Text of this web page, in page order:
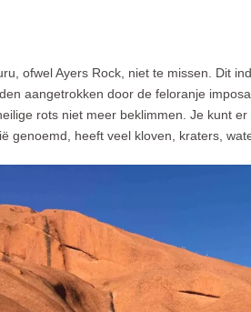
ofwel Ayers Rock, niet te missen. Dit
aangetrokken door de feloranje
rots niet meer beklimmen. Je kunt
genoemd, heeft veel kloven, kraters,